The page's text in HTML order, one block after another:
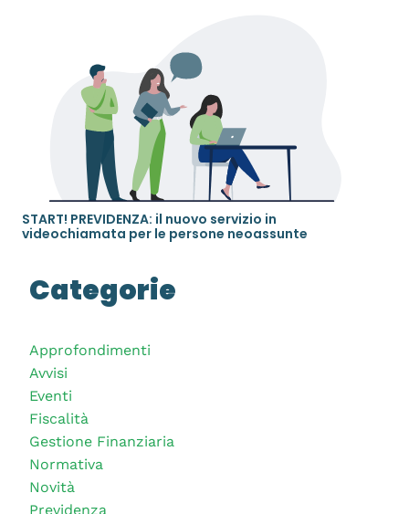
START! PREVIDENZA: il nuovo servizio in
videochiamata per le persone neoassunte
Categorie
Approfondimenti
Avvisi
Eventi
Fiscalità
Gestione Finanziaria
Normativa
Novità
Previdenza